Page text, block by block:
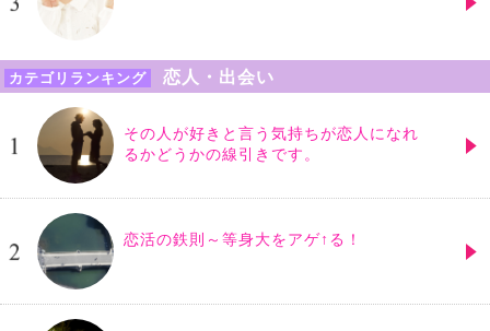
カテゴリランキング 恋人・出会い
その人が好きと言う気持ちが恋人になれ
るかどうかの線引きです。
恋活の鉄則～等身大をアゲ↑る！